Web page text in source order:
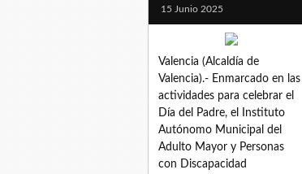
15 Junio 2025
Valencia (Alcaldía de
Valencia).- Enmarcado en las
actividades para celebrar el
Día del Padre, el Instituto
Autónomo Municipal del
Adulto Mayor y Personas
con Discapacidad